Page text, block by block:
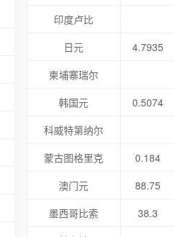
印度卢比
日元
4.7935
柬埔寨瑞尔
韩国元
0.5074
科威特第纳尔
蒙古图格里克
0.184
澳门元
88.75
墨西哥比索
38.3